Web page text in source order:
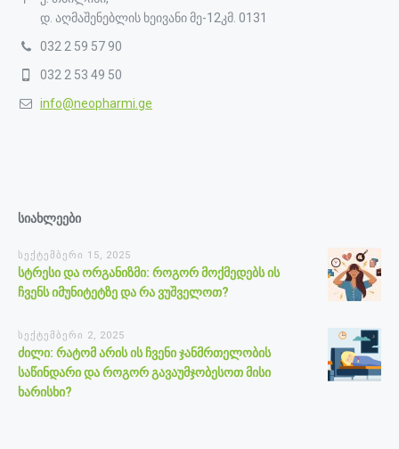
დ. აღმაშენებლის ხეივანი მე-12კმ. 0131
032 2 59 57 90
032 2 53 49 50
info@neopharmi.ge
სიახლეები
სექტემბერი 15, 2025
სტრესი და ორგანიზმი: როგორ მოქმედებს ის
ჩვენს იმუნიტეტზე და რა ვუშველოთ?
სექტემბერი 2, 2025
ძილი: რატომ არის ის ჩვენი ჯანმრთელობის
საწინდარი და როგორ გავაუმჯობესოთ მისი
ხარისხი?